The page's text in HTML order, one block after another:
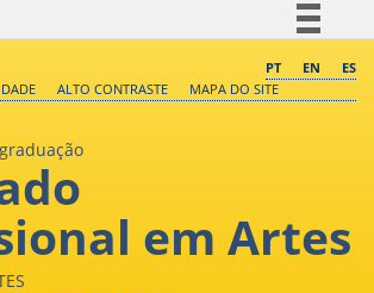
Comunica BR
Canais
PT EN
ES
ALTO CONTRASTE MAPA DO SITE
em Artes